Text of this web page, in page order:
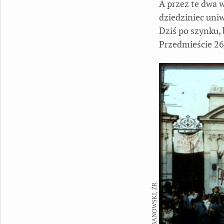
A przez te dwa
dziedziniec
Dziś po szynku,
Przedmieście